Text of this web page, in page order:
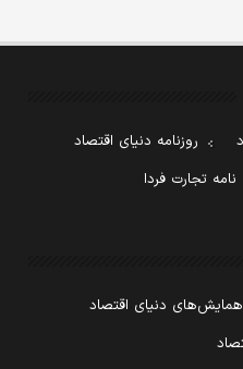
روزنامه دنیای اقتصاد
تجارت فردا
همایش‌های دنیای اقتصاد